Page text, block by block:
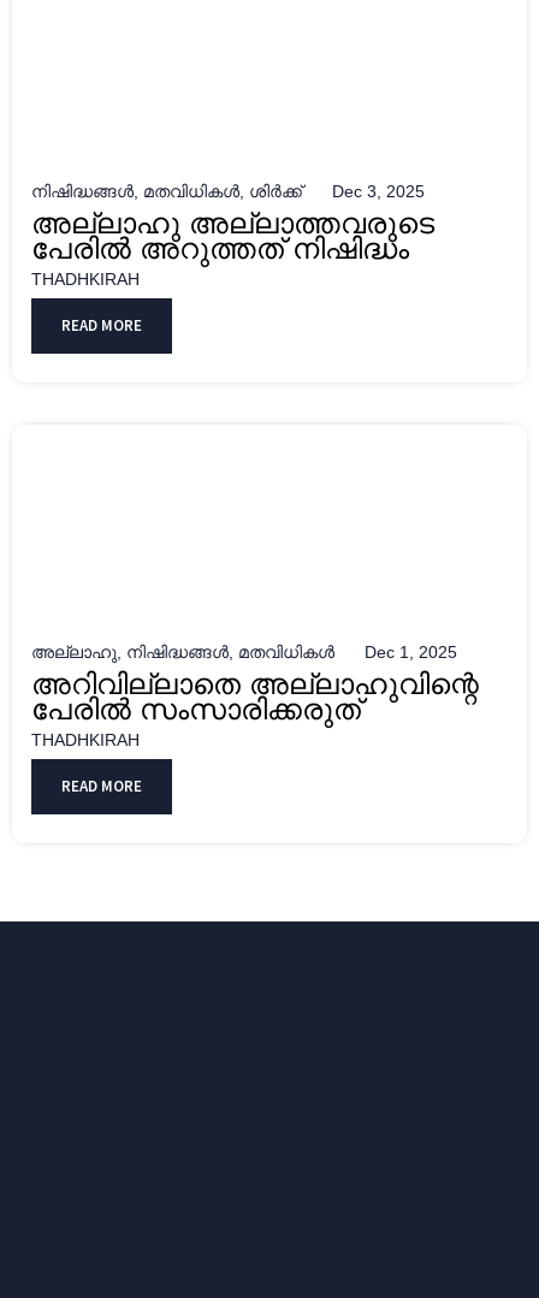
നിഷിദ്ധങ്ങൾ മതവിധികൾ ശിർക്ക് Dec 3, 2025
അല്ലാഹു അല്ലാത്തവരുടെ
പേരില്‍ അറുത്തത് നിഷിദ്ധം
THADHKIRAH
READ MORE
അല്ലാഹു നിഷിദ്ധങ്ങൾ മതവിധികൾ Dec 1, 2025
അറിവില്ലാതെ അല്ലാഹുവിന്റെ
പേരില്‍ സംസാരിക്കരുത്
THADHKIRAH
READ MORE